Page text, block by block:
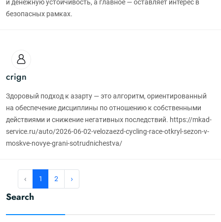
и денежную устойчивость, а главное — оставляет интерес в
безопасных рамках.
crign
Здоровый подход к азарту — это алгоритм, ориентированный
на обеспечение дисциплины по отношению к собственными
действиями и снижение негативных последствий. https://mkad-
service.ru/auto/2026-06-02-velozaezd-cycling-race-otkryl-sezon-v-
moskve-novye-grani-sotrudnichestva/
‹ 1 2 ›
Search